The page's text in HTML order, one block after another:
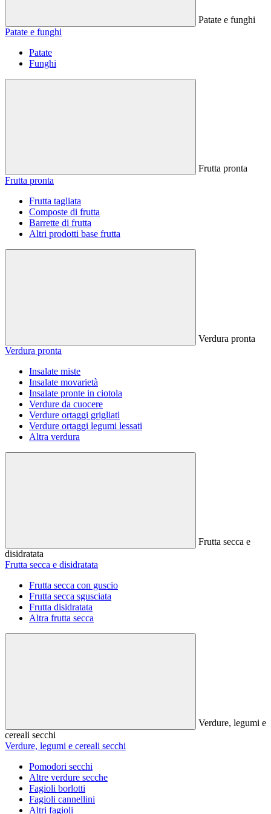
Patate e funghi
Patate e funghi
Patate
Funghi
Frutta pronta
Frutta pronta
Frutta tagliata
Composte di frutta
Barrette di frutta
Altri prodotti base frutta
Verdura pronta
Verdura pronta
Insalate miste
Insalate movarietà
Insalate pronte in ciotola
Verdure da cuocere
Verdure ortaggi grigliati
Verdure ortaggi legumi lessati
Altra verdura
Frutta secca e
disidratata
Frutta secca e disidratata
Frutta secca con guscio
Frutta secca sgusciata
Frutta disidratata
Altra frutta secca
Verdure, legumi e
cereali secchi
Verdure, legumi e cereali secchi
Pomodori secchi
Altre verdure secche
Fagioli borlotti
Fagioli cannellini
Altri fagioli